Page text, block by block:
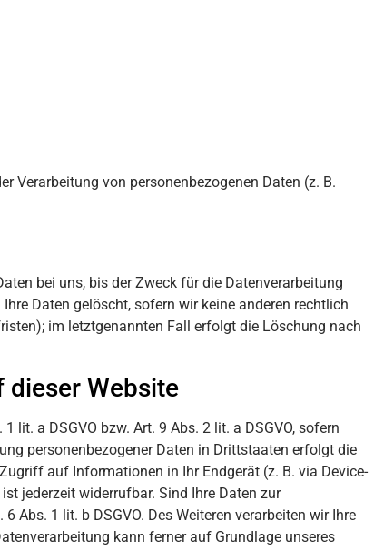
Verarbeitung von personenbezogenen Daten (z. B.
bei uns, bis der Zweck für die Datenverarbeitung
Daten gelöscht, sofern wir keine anderen rechtlich
im letztgenannten Fall erfolgt die Löschung nach
dieser Website
lit. a DSGVO bzw. Art. 9 Abs. 2 lit. a DSGVO, sofern
personenbezogener Daten in Drittstaaten erfolgt die
auf Informationen in Ihr Endgerät (z. B. via Device-
jederzeit widerrufbar. Sind Ihre Daten zur
1 lit. b DSGVO. Des Weiteren verarbeiten wir Ihre
kann ferner auf Grundlage unseres